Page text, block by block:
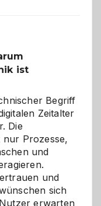
ist
Begriff
Zeitalter
Die
nur Prozesse,
und
und
sich
erwarten